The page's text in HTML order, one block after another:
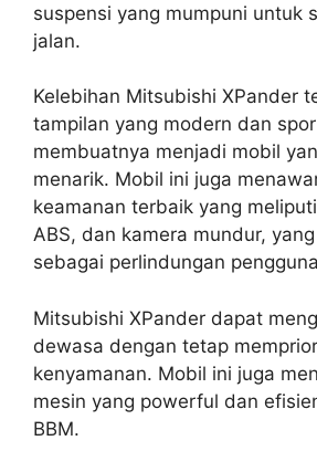
suspensi yang mumpuni untuk
jalan.
Kelebihan Mitsubishi XPander
tampilan yang modern dan
membuatnya menjadi mobil
menarik. Mobil ini juga
keamanan terbaik yang
ABS, dan kamera mundur,
sebagai perlindungan
Mitsubishi XPander dapat
dewasa dengan tetap
kenyamanan. Mobil ini juga
mesin yang powerful dan
BBM.